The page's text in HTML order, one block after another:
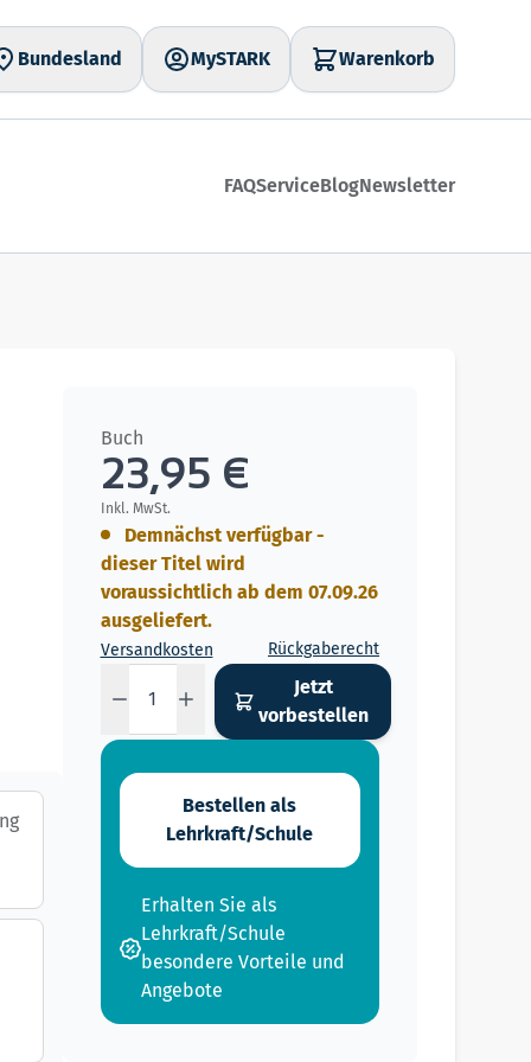
Bundesland MySTARK Warenkorb
FAQServiceBlogNewsletter
Buch
23,95 €
Inkl. MwSt.
Demnächst verfügbar -
dieser Titel wird
voraussichtlich ab dem 07.09.26
ausgeliefert.
Versandkosten Rückgaberecht
Jetzt
vorbestellen
Bestellen als
Lehrkraft/Schule
Erhalten Sie als
Lehrkraft/Schule
besondere Vorteile und
Angebote